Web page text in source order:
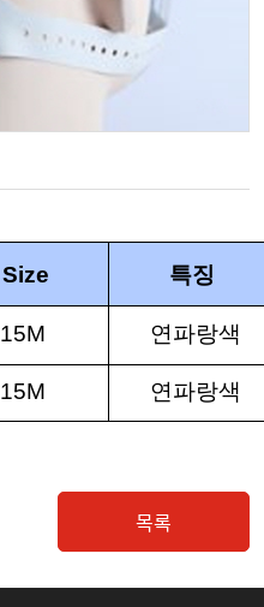
Size 특징
15M 연파랑색
15M 연파랑색
목록